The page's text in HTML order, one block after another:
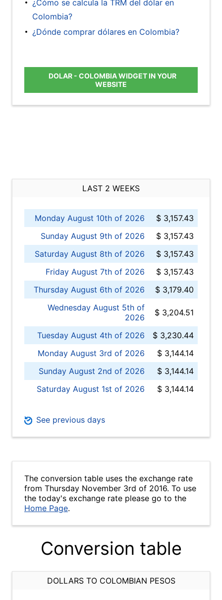
¿Cómo se calcula la TRM del dólar en
Colombia?
¿Dónde comprar dólares en Colombia?
DOLAR - COLOMBIA WIDGET IN YOUR
WEBSITE
LAST 2 WEEKS
Monday August 10th of 2026
$ 3,157.43
Sunday August 9th of 2026
$ 3,157.43
Saturday August 8th of 2026
$ 3,157.43
Friday August 7th of 2026
$ 3,157.43
Thursday August 6th of 2026
$ 3,179.40
Wednesday August 5th of
2026
$ 3,204.51
Tuesday August 4th of 2026
$ 3,230.44
Monday August 3rd of 2026
$ 3,144.14
Sunday August 2nd of 2026
$ 3,144.14
Saturday August 1st of 2026
$ 3,144.14
See previous days
The conversion table uses the exchange rate
from Thursday November 3rd of 2016. To use
the today's exchange rate please go to the
Home Page.
Conversion table
DOLLARS TO COLOMBIAN PESOS